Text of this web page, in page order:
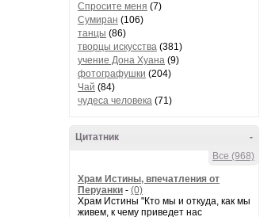
Спросите меня (7)
Сумиран (106)
танцы (86)
творцы искусства (381)
учение Дона Хуана (9)
фотографушки (204)
Чай (84)
чудеса человека (71)
-
Цитатник
Все (968)
Храм Истины, впечатления от
Перуанки - (0)
Храм Истины "Кто мы и откуда, как мы
живем, к чему приведет нас